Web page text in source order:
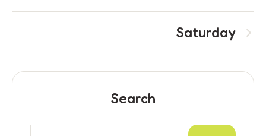
Saturday
Search